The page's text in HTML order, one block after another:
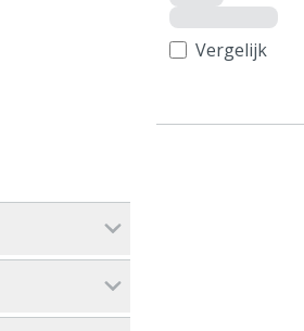
Vergelijk